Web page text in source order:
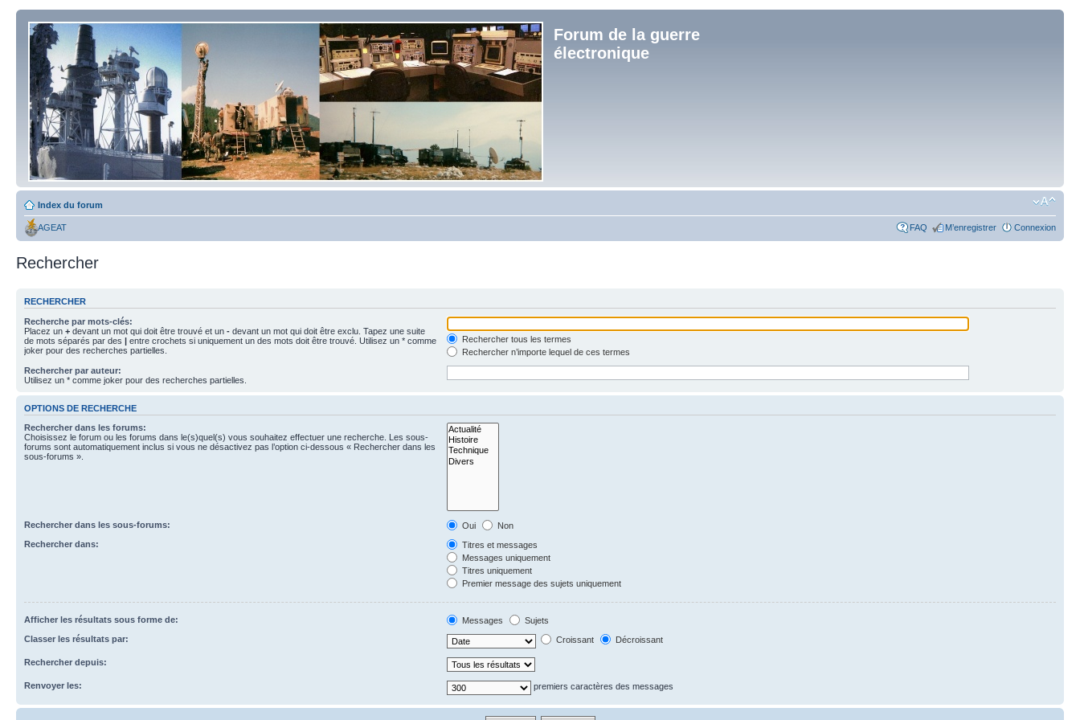
Forum de la guerre
électronique
Index du forum
AGEAT FAQ M’enregistrer Connexion
Rechercher
RECHERCHER
Recherche par mots-clés:
Placez un + devant un mot qui doit être trouvé et un - devant un mot qui doit être exclu. Tapez une suite
de mots séparés par des | entre crochets si uniquement un des mots doit être trouvé. Utilisez un * comme
joker pour des recherches partielles.
Rechercher tous les termes
Rechercher n’importe lequel de ces termes
Rechercher par auteur:
Utilisez un * comme joker pour des recherches partielles.
OPTIONS DE RECHERCHE
Rechercher dans les forums:
Choisissez le forum ou les forums dans le(s)quel(s) vous souhaitez effectuer une recherche. Les sous-
forums sont automatiquement inclus si vous ne désactivez pas l’option ci-dessous « Rechercher dans les
sous-forums ».
Rechercher dans les sous-forums: Oui
Non
Rechercher dans:
Titres et messages
Messages uniquement
Titres uniquement
Premier message des sujets uniquement
Afficher les résultats sous forme de: Messages
Sujets
Classer les résultats par:
Croissant Décroissant
Rechercher depuis:
Renvoyer les: premiers caractères des messages